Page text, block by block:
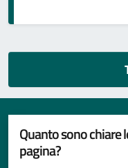
Quanto sono chiare
pagina?